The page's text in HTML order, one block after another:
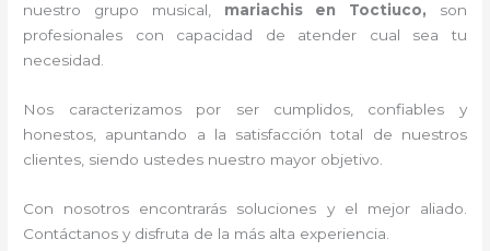
nuestro grupo musical, mariachis en Toctiuco, son
profesionales con capacidad de atender cual sea tu
necesidad.
Nos caracterizamos por ser cumplidos, confiables y
honestos, apuntando a la satisfacción total de nuestros
clientes, siendo ustedes nuestro mayor objetivo.
Con nosotros encontrarás soluciones y el mejor aliado.
Contáctanos y disfruta de la más alta experiencia.